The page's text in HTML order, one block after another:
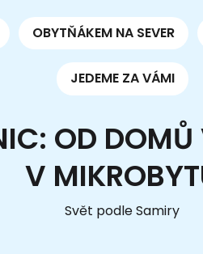
OBYTŇÁKEM NA SEVER
JEDEME ZA VÁMI
OD
V
Svět podle Samiry